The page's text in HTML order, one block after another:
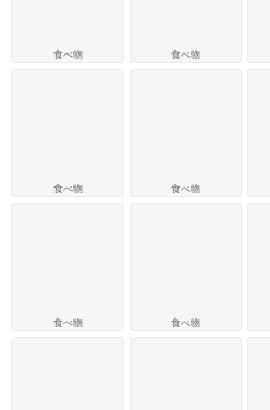
食べ物
食べ物
食べ物
食べ物
食べ物
食べ物